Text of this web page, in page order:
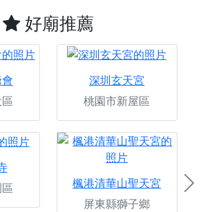
好廟推薦
深圳玄天宮
桃園市新屋區
楓港清華山聖天宮
屏東縣獅子鄉